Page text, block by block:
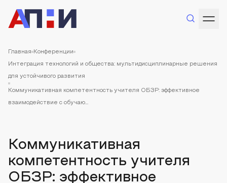
Главная Конференции
Интеграция технологий и общества: мультидисциплинарные решения
для устойчивого развития
Коммуникативная компетентность учителя ОБЗР: эффективное
взаимодействие с обучаю...
Коммуникативная
компетентность учителя
ОБЗР: эффективное